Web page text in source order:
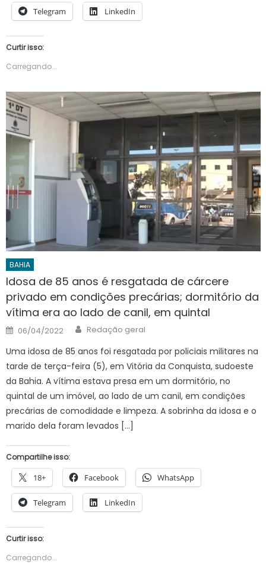
Telegram LinkedIn
Curtir isso:
Carregando...
BAHIA
Idosa de 85 anos é resgatada de cárcere
privado em condições precárias; dormitório da
vítima era ao lado de canil, em quintal
Posted
on
06/04/2022 Author
Redação geral
Uma idosa de 85 anos foi resgatada por policiais militares na
tarde de terça-feira (5), em Vitória da Conquista, sudoeste
da Bahia. A vítima estava presa em um dormitório, no
quintal de um imóvel, ao lado de um canil, em condições
precárias de comodidade e limpeza. A sobrinha da idosa e o
marido dela foram levados […]
Compartilhe isso:
18+ Facebook WhatsApp
Telegram LinkedIn
Curtir isso:
Carregando...